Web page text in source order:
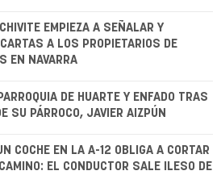
EMPIEZA A SEÑALAR Y
A LOS PROPIETARIOS DE
EN NAVARRA
DE HUARTE Y ENFADO TRAS
SU PÁRROCO, JAVIER AIZPÚN
COCHE EN LA A-12 OBLIGA A CORTAR
EL CONDUCTOR SALE ILESO DE